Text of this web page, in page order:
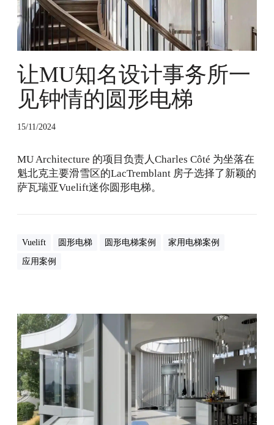
计
事
务
所
一
见
钟
情
圆
电
梯
让MU知名设计事务所一
见钟情的圆形电梯
15/11/2024
MU Architecture 的项目负责人Charles Côté 为坐落在
魁北克主要滑雪区的LacTremblant 房子选择了新颖的
萨瓦瑞亚Vuelift迷你圆形电梯。
Vuelift 圆形电梯 圆形电梯案例 家用电梯案例
应用案例
当
V
u
e
l
i
f
t